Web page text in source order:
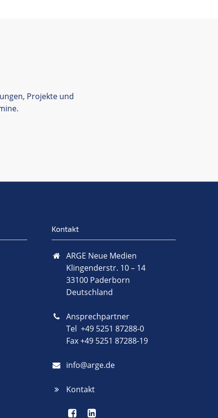
Projekte und
Kontakt
ARGE Neue Medien
Klingenderstr. 10 – 14
33100 Paderborn
Deutschland
Ansprechpartner
Tel +49 5251 87288-0
Fax +49 5251 87288-19
info@arge.de
Kontakt